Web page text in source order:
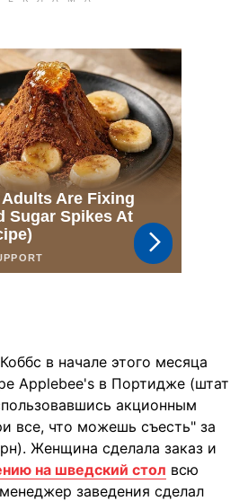
в начале этого месяца
Applebee's в Портидже (штат
акционным
все, что можешь съесть" за
Женщина сделала заказ и
на шведский стол всю
заведения сделал